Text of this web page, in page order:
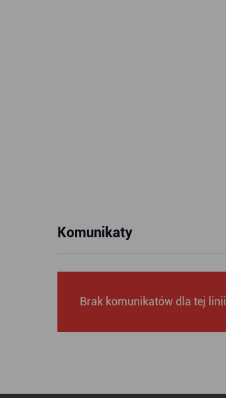
Komunikaty
Brak komunikatów dla tej linii